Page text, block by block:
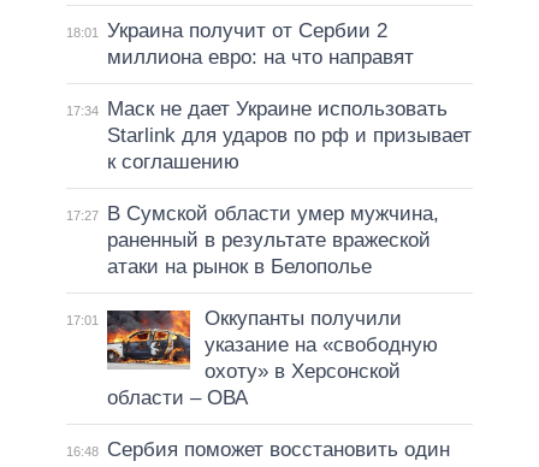
18:01
Украина получит от Сербии 2
миллиона евро: на что направят
17:34
Маск не дает Украине использовать
Starlink для ударов по рф и призывает
к соглашению
17:27
В Сумской области умер мужчина,
раненный в результате вражеской
атаки на рынок в Белополье
17:01
Оккупанты получили
указание на «свободную
охоту» в Херсонской
области – ОВА
16:48
Сербия поможет восстановить один